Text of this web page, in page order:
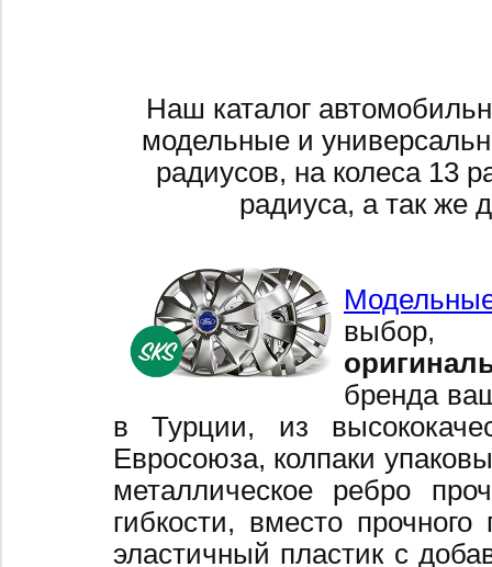
Наш каталог
модельные и
радиусов, на колеса 13
радиуса, а так же
выбор,
бренда
в Турции, из
Евросоюза, колпаки
металлическое ребро
гибкости, вместо
эластичный пластик с